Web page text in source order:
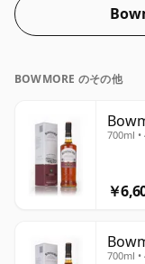
BOWMORE のその他
700ml •
￥
700ml •